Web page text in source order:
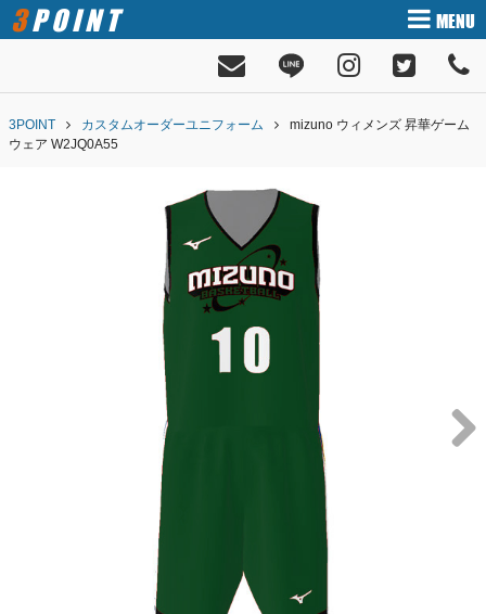
3POINT MENU
3POINT カスタムオーダーユニフォーム
mizuno ウィメンズ 昇華ゲーム
ウェア W2JQ0A55